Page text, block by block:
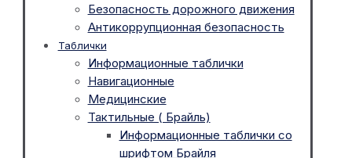
Безопасность дорожного движения
Антикоррупционная безопасность
Таблички
Информационные таблички
Навигационные
Медицинские
Тактильные ( Брайль)
Информационные таблички со
шрифтом Брайля